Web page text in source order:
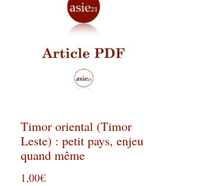
Timor oriental (Timor
Leste) : petit pays, enjeu
quand même
1,00€